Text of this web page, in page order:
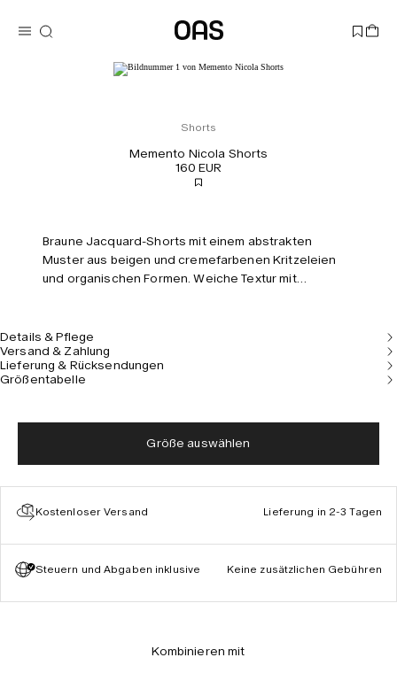
Shorts
Memento Nicola Shorts
160 EUR
Braune Jacquard-Shorts mit einem abstrakten
Muster aus beigen und cremefarbenen Kritzeleien
und organischen Formen. Weiche Textur mit
Details & Pflege
Versand & Zahlung
Lieferung & Rücksendungen
Größentabelle
Größe auswählen
Kostenloser Versand Lieferung in 2-3 Tagen
Steuern und Abgaben inklusive Keine zusätzlichen Gebühren
Kombinieren mit